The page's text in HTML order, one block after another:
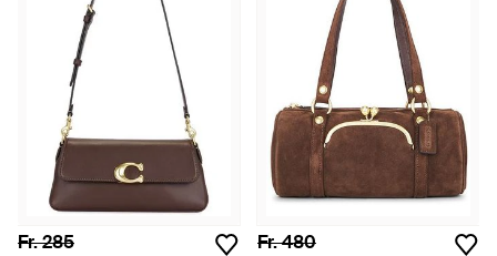
Fr. 285 Fr. 480